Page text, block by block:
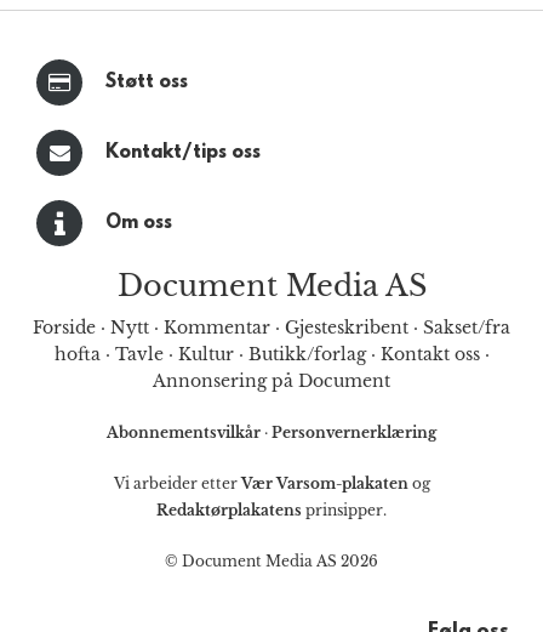
Støtt oss
Kontakt/tips oss
Om oss
Document Media AS
Forside · Nytt · Kommentar · Gjesteskribent · Sakset/fra
hofta· Tavle· Kultur· Butikk/forlag· Kontakt oss·
Annonsering på Document
Abonnementsvilkår · Personvernerklæring
Vi arbeider etterVær Varsom-plakatenog
Redaktørplakatens prinsipper.
© Document Media AS 2026